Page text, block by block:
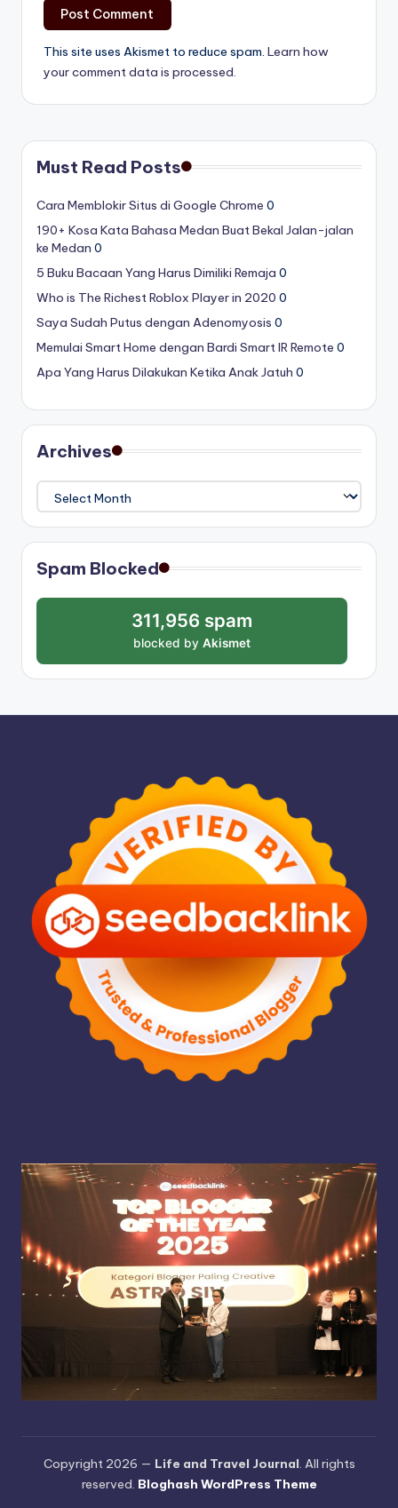
This site uses Akismet to reduce spam. Learn how
your comment data is processed.
Must Read Posts
Cara Memblokir Situs di Google Chrome 0
190+ Kosa Kata Bahasa Medan Buat Bekal Jalan-jalan
ke Medan 0
5 Buku Bacaan Yang Harus Dimiliki Remaja 0
Who is The Richest Roblox Player in 2020 0
Saya Sudah Putus dengan Adenomyosis 0
Memulai Smart Home dengan Bardi Smart IR Remote 0
Apa Yang Harus Dilakukan Ketika Anak Jatuh 0
Archives
Archives
Spam Blocked
311,956 spam
blocked by Akismet
Copyright 2026 — Life and Travel Journal. All rights
reserved. Bloghash WordPress Theme